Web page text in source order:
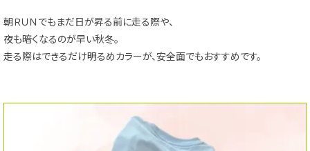
朝ＲＵＮでもまだ日が昇る前に走る際や、
夜も暗くなるのが早い秋冬。
走る際はできるだけ明るめカラーが、安全面でもおすすめです。